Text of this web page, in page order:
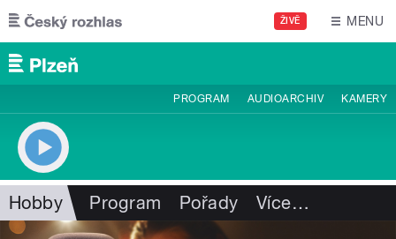
Přejít k hlavnímu obsahu
ŽIVĚ MENU
PROGRAM AUDIOARCHIV KAMERY
Hobby Program Pořady Více…